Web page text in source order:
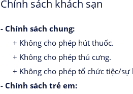
Chính sách khách sạn
- Chính sách chung:
+ Không cho phép hút thuốc.
+ Không cho phép thú cưng.
+ Không cho phép tổ chức tiệc/sự
- Chính sách trẻ em: